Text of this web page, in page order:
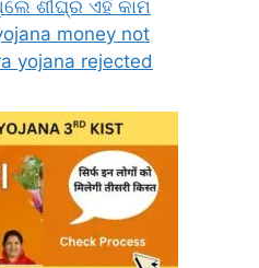
ଶୀଘ୍ର ଏହି କାମ
money not
yojana rejected